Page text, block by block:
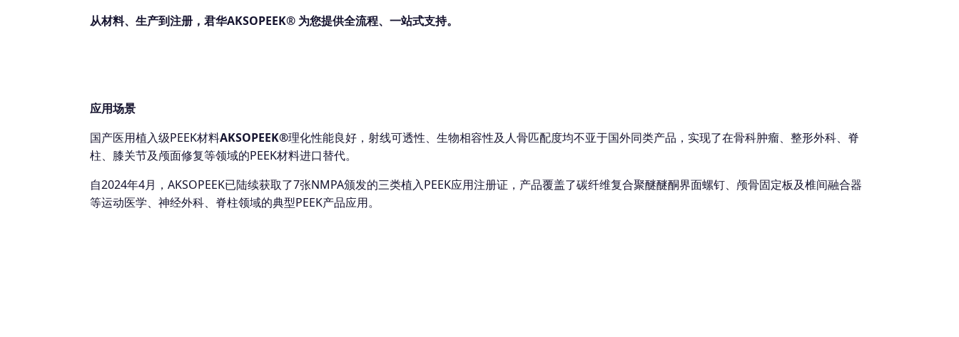
从材料、生产到注册，君华AKSOPEEK® 为您提供全流程、一站式支持。
应用场景
国产医用植入级PEEK材料AKSOPEEK®理化性能良好，射线可透性、生物相容性及人骨匹配度均不亚于国外同类产品，实现了在骨科肿瘤、整形外科、脊
柱、膝关节及颅面修复等领域的PEEK材料进口替代。
自2024年4月，AKSOPEEK已陆续获取了7张NMPA颁发的三类植入PEEK应用注册证，产品覆盖了碳纤维复合聚醚醚酮界面螺钉、颅骨固定板及椎间融合器
等运动医学、神经外科、脊柱领域的典型PEEK产品应用。